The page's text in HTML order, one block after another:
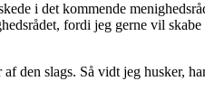
i det kommende
fordi jeg gerne vil
den slags. Så vidt jeg husker,